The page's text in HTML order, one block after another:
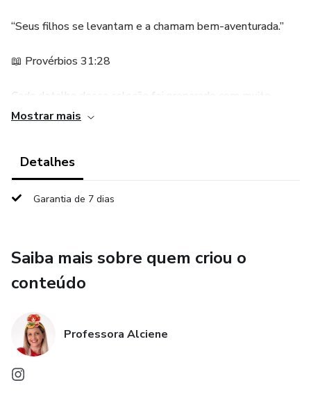
“Seus filhos se levantam e a chamam bem-aventurada.”
📖 Provérbios 31:28
Cada detalhe dessa coleção foi preparado com muito
carinho para homenagear as mamães de forma especial,
💜 Coroa temática
💜 Plaquinhas para fotos
Idealizado e produzido pela pedagoga/psicopedagoga
Alciene Alves ✨
📲 @professora_alciene
Mostrar mais
Detalhes
Garantia de 7 dias
Saiba mais sobre quem criou o
conteúdo
Professora Alciene